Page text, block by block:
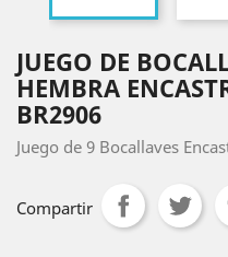
JUEGO DE
HEMBRA
BR2906
Juego de 9 Bocallaves
Compartir